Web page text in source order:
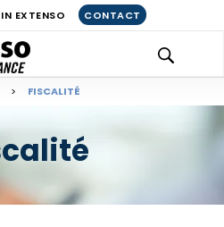
EXTENSO CONTACT
> FISCALITÉ